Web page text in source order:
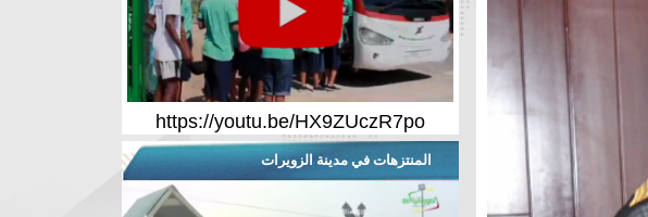
https://youtu.be/HX9ZUczR7po
المنتزهات في مدينة الزويرات